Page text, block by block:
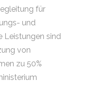
für
und
Leistungen sind
von
zu 50%